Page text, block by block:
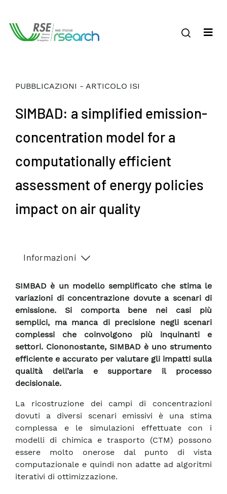
PUBBLICAZIONI - ARTICOLO ISI
SIMBAD: a simplified emission-
concentration model for a
computationally efficient
assessment of energy policies
impact on air quality
Informazioni
SIMBAD è un modello semplificato che stima le
variazioni di concentrazione dovute a scenari di
emissione. Si comporta bene nei casi più
semplici, ma manca di precisione negli scenari
complessi che coinvolgono più inquinanti e
settori. Ciononostante, SIMBAD è uno strumento
efficiente e accurato per valutare gli impatti sulla
qualità dell’aria e supportare il processo
decisionale.
La ricostruzione dei campi di concentrazioni
dovuti a diversi scenari emissivi è una stima
complessa e le simulazioni effettuate con i
modelli di chimica e trasporto (CTM) possono
essere molto onerose dal punto di vista
computazionale e quindi non adatte ad algoritmi
iterativi di ottimizzazione.